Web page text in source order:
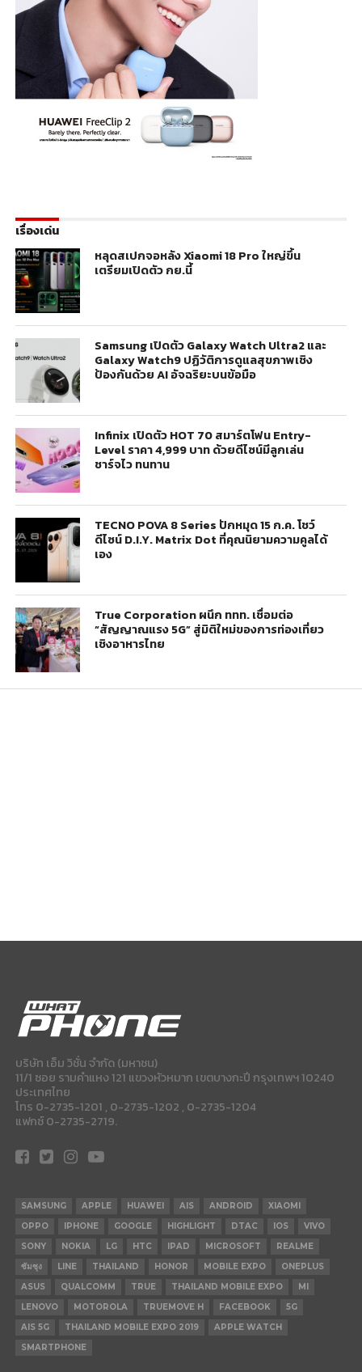
เรื่องเด่น
หลุดสเปกจอหลัง Xiaomi 18 Pro ใหญ่ขึ้น
เตรียมเปิดตัว กย.นี้
Samsung เปิดตัว Galaxy Watch Ultra2 และ
Galaxy Watch9 ปฏิวัติการดูแลสุขภาพเชิง
ป้องกันด้วย AI อัจฉริยะบนข้อมือ
Infinix เปิดตัว HOT 70 สมาร์ตโฟน Entry-
Level ราคา 4,999 บาท ด้วยดีไซน์มีลูกเล่น
ชาร์จไว ทนทาน
TECNO POVA 8 Series ปักหมุด 15 ก.ค. โชว์
ดีไซน์ D.I.Y. Matrix Dot ที่คุณนิยามความคูลได้
เอง
True Corporation ผนึก ททท. เชื่อมต่อ
“สัญญาณแรง 5G” สู่มิติใหม่ของการท่องเที่ยว
เชิงอาหารไทย
บริษัท เอ็ม วิชั่น จำกัด (มหาชน)
11/1 ซอย รามคำแหง 121 แขวงหัวหมาก เขตบางกะปี กรุงเทพฯ 10240
ประเทศไทย
โทร 0-2735-1201 , 0-2735-1202 , 0-2735-1204
แฟกซ์ 0-2735-2719.
SAMSUNG APPLE HUAWEI AIS ANDROID
XIAOMI
OPPO
IPHONE GOOGLE HIGHLIGHT DTAC IOS
VIVO
SONY
NOKIA LG HTC IPAD MICROSOFT
REALME
ซัมซุง
LINE THAILAND HONOR MOBILE EXPO
ONEPLUS
ASUS
QUALCOMM TRUE THAILAND MOBILE EXPO
MI
LENOVO
MOTOROLA TRUEMOVE H FACEBOOK
5G
AIS 5G
THAILAND MOBILE EXPO 2019
APPLE WATCH
SMARTPHONE